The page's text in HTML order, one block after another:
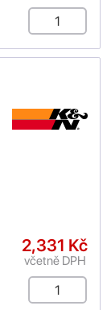
2,331 Kč
včetně DPH